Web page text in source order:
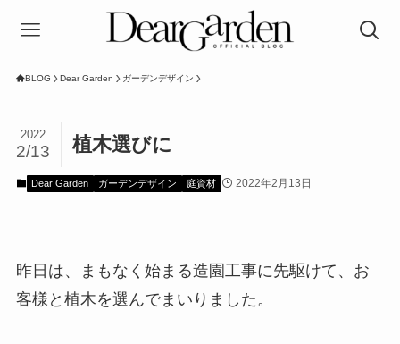
BLOG Dear Garden ガーデンデザイン
植木選びに
2022
2/13
Dear Garden ガーデンデザイン 庭資材 2022年2月13日
昨日は、まもなく始まる造園工事に先駆けて、お
客様と植木を選んでまいりました。